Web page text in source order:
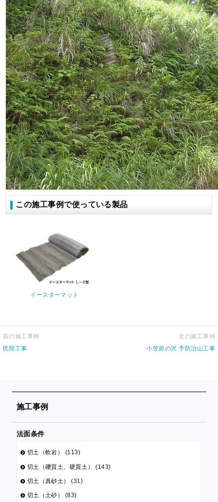
この施工事例で使っている製品
イースターマット
前の施工事例
民間工事
次の施工事例
小笠原の沢 予防治山工事
施工事例
法面条件
切土（軟岩） (113)
切土（礫質土、硬質土） (143)
切土（真砂土） (31)
切土（土砂） (83)